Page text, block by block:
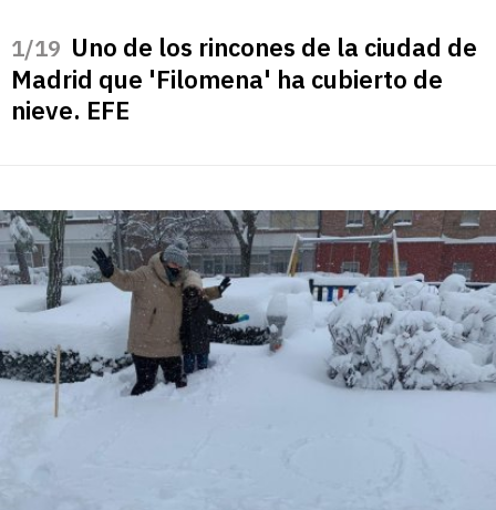
/19 Uno de los rincones de la ciudad de
Madrid que 'Filomena' ha cubierto de
nieve. EFE